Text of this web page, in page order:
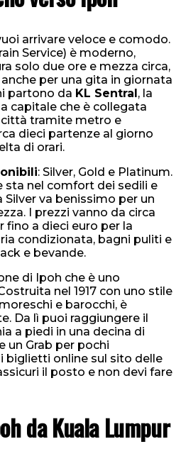
arrivare veloce e comodo.
Service) è moderno,
solo due ore e mezza circa,
per una gita in giornata
partono da KL Sentral, la
capitale che è collegata
tramite metro e
dieci partenze al giorno
di orari.
: Silver, Gold e Platinum.
sta nel comfort dei sedili e
Silver va benissimo per un
I prezzi vanno da circa
fino a dieci euro per la
condizionata, bagni puliti e
e bevande.
di Ipoh che è uno
nel 1917 con uno stile
e barocchi, è
Da lì puoi raggiungere il
a piedi in una decina di
un Grab per pochi
biglietti online sul sito delle
il posto e non devi fare
da Kuala Lumpur